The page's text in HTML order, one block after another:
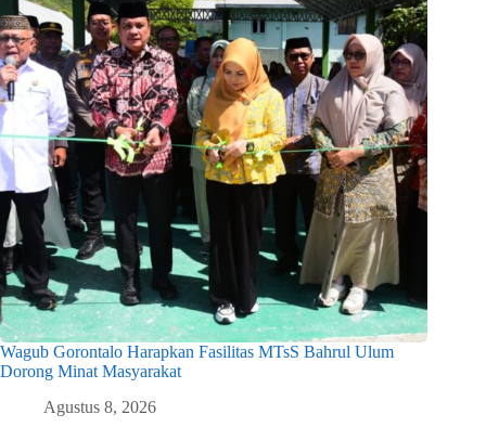
Wagub Gorontalo Harapkan Fasilitas MTsS Bahrul Ulum
Dorong Minat Masyarakat
Agustus 8, 2026